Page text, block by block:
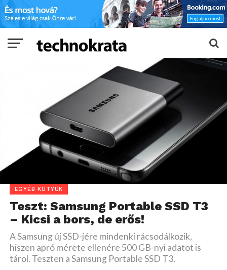
EGYÉB KÜTYÜK
Teszt: Samsung Portable SSD T3
– Kicsi a bors, de erős!
A Samsung új SSD-jére mindenki rácsodálkozik,
hiszen apró mérete ellenére 500 GB-nyi adatot is
tárol. Teszten a Samsung Portable SSD T3.